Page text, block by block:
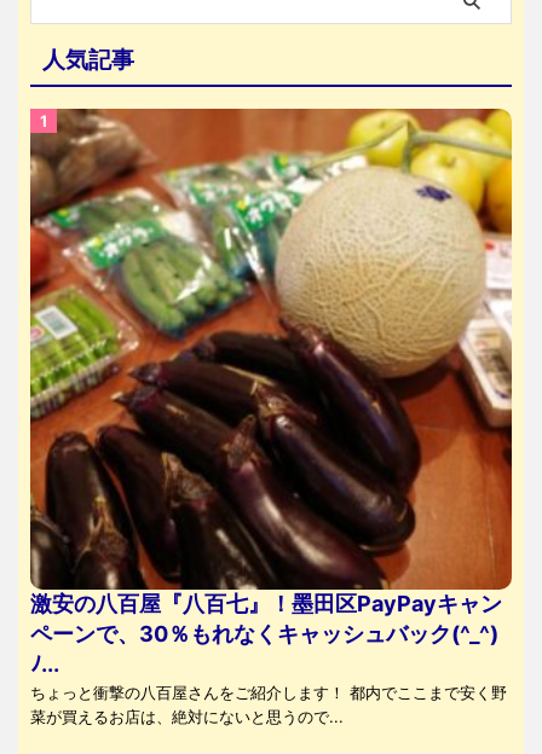
人気記事
激安の八百屋『八百七』！墨田区PayPayキャン
ペーンで、30％もれなくキャッシュバック(^_^)
ﾉ...
ちょっと衝撃の八百屋さんをご紹介します！ 都内でここまで安く野
菜が買えるお店は、絶対にないと思うので...